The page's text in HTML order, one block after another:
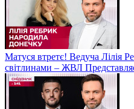
Матуся втретє! Ведуча Лілія
світлинами – ЖВЛ